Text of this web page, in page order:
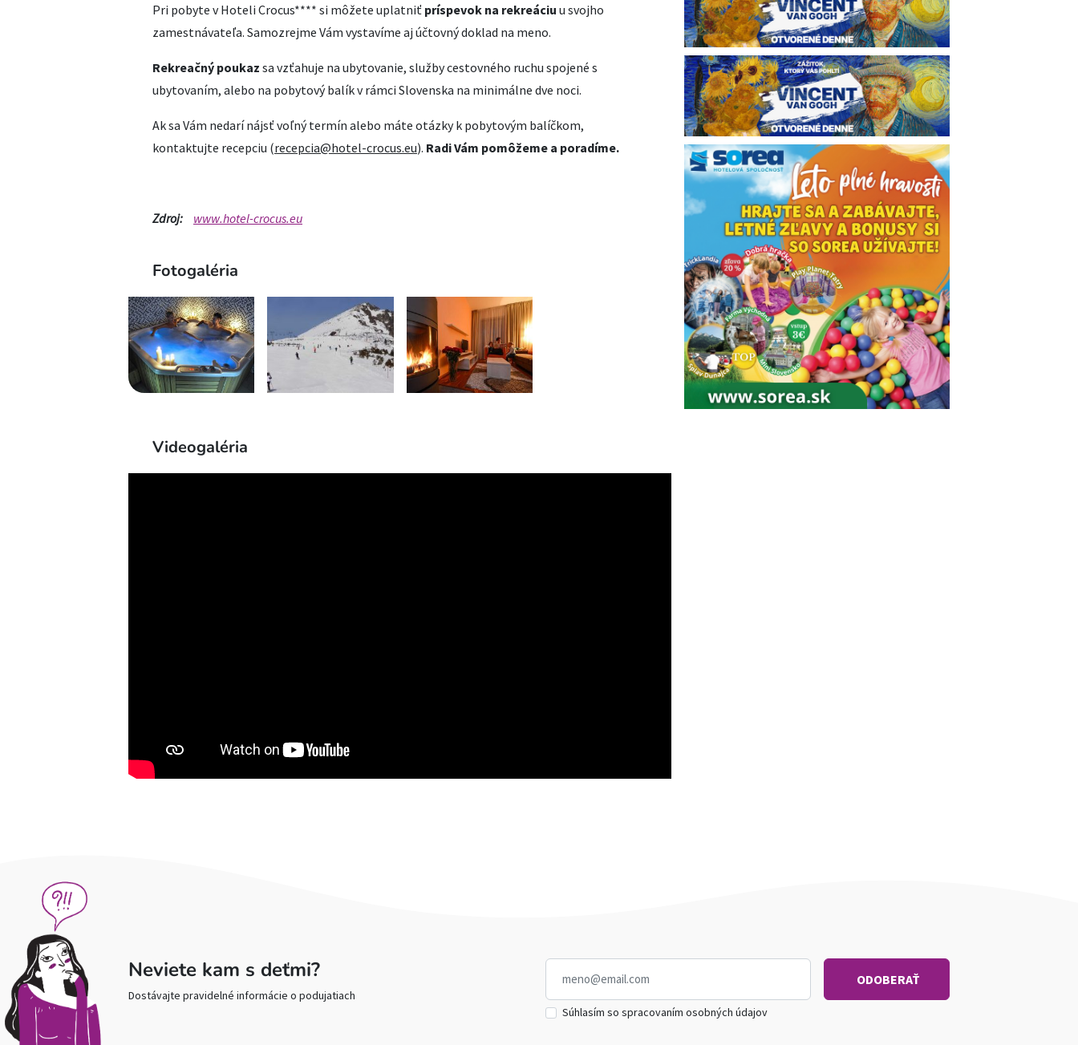
Pri pobyte v Hoteli Crocus**** si môžete uplatniť príspevok na rekreáciu u svojho
zamestnávateľa. Samozrejme Vám vystavíme aj účtovný doklad na meno.
Rekreačný poukaz sa vzťahuje na ubytovanie, služby cestovného ruchu spojené s
ubytovaním, alebo na pobytový balík v rámci Slovenska na minimálne dve noci.
Ak sa Vám nedarí nájsť voľný termín alebo máte otázky k pobytovým balíčkom,
kontaktujte recepciu (recepcia@hotel-crocus.eu). Radi Vám pomôžeme a poradíme.
Zdroj: www.hotel-crocus.eu
Fotogaléria
Videogaléria
Neviete kam s deťmi?
Dostávajte pravidelné informácie o podujatiach
Súhlasím so spracovaním osobných údajov